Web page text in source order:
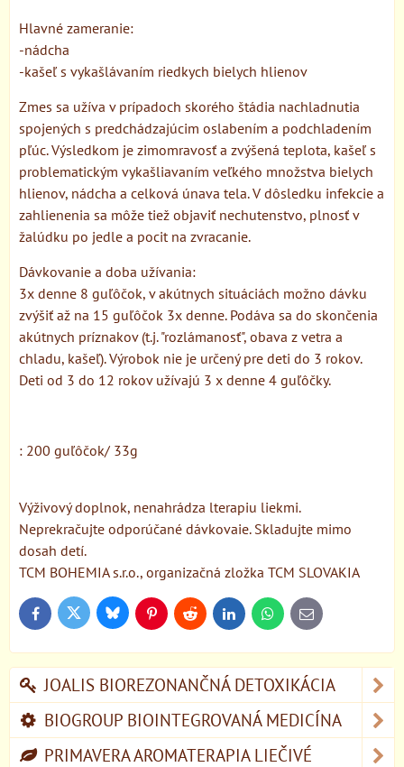
Hlavné zameranie:
-nádcha
-kašeľ s vykašlávaním riedkych bielych hlienov
Zmes sa užíva v prípadoch skorého štádia nachladnutia
spojených s predchádzajúcim oslabením a podchladením
pľúc. Výsledkom je zimomravosť a zvýšená teplota, kašeľ s
problematickým vykašliavaním veľkého množstva bielych
hlienov, nádcha a celková únava tela. V dôsledku infekcie a
zahlienenia sa môže tiež objaviť nechutenstvo, plnosť v
žalúdku po jedle a pocit na zvracanie.
Dávkovanie a doba užívania:
3x denne 8 guľôčok, v akútnych situáciách možno dávku
zvýšiť až na 15 guľôčok 3x denne. Podáva sa do skončenia
akútnych príznakov (t.j. "rozlámanosť", obava z vetra a
chladu, kašeľ). Výrobok nie je určený pre deti do 3 rokov.
Deti od 3 do 12 rokov užívajú 3 x denne 4 guľôčky.
: 200 guľôčok/ 33g
Výživový doplnok, nenahrádza lterapiu liekmi.
Neprekračujte odporúčané dávkovaie. Skladujte mimo
dosah detí.
TCM BOHEMIA s.r.o., organizačná zložka TCM SLOVAKIA
FacebookTwitter BlueskyPinterestReddit LinkedInWhatsApp
E-
mail
JOALIS BIOREZONANČNÁ DETOXIKÁCIA
BIOGROUP BIOINTEGROVANÁ MEDICÍNA
PRIMAVERA AROMATERAPIA LIEČIVÉ